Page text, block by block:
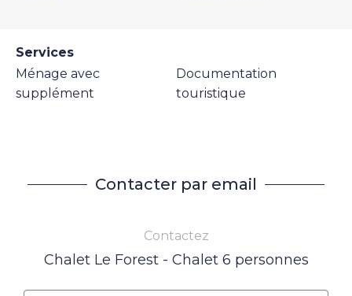
Services
Ménage avec
supplément
Documentation
touristique
Contacter par email
Contactez
Chalet Le Forest - Chalet 6 personnes